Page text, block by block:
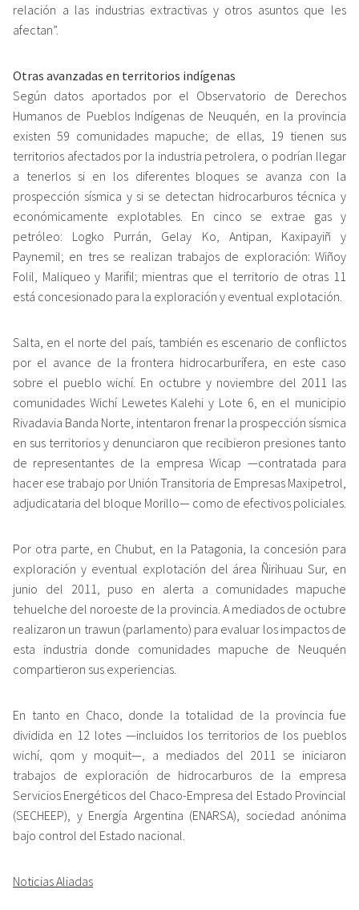
relación a las industrias extractivas y otros asuntos que les
afectan”.
Otras avanzadas en territorios indígenas
Según datos aportados por el Observatorio de Derechos
Humanos de Pueblos Indígenas de Neuquén, en la provincia
existen 59 comunidades mapuche; de ellas, 19 tienen sus
territorios afectados por la industria petrolera, o podrían llegar
a tenerlos si en los diferentes bloques se avanza con la
prospección sísmica y si se detectan hidrocarburos técnica y
económicamente explotables. En cinco se extrae gas y
petróleo: Logko Purrán, Gelay Ko, Antipan, Kaxipayiñ y
Paynemil; en tres se realizan trabajos de exploración: Wiñoy
Folil, Maliqueo y Marifil; mientras que el territorio de otras 11
está concesionado para la exploración y eventual explotación.
Salta, en el norte del país, también es escenario de conflictos
por el avance de la frontera hidrocarburífera, en este caso
sobre el pueblo wichí. En octubre y noviembre del 2011 las
comunidades Wichí Lewetes Kalehi y Lote 6, en el municipio
Rivadavia Banda Norte, intentaron frenar la prospección sísmica
en sus territorios y denunciaron que recibieron presiones tanto
de representantes de la empresa Wicap —contratada para
hacer ese trabajo por Unión Transitoria de Empresas Maxipetrol,
adjudicataria del bloque Morillo— como de efectivos policiales.
Por otra parte, en Chubut, en la Patagonia, la concesión para
exploración y eventual explotación del área Ñirihuau Sur, en
junio del 2011, puso en alerta a comunidades mapuche
tehuelche del noroeste de la provincia. A mediados de octubre
realizaron un trawun (parlamento) para evaluar los impactos de
esta industria donde comunidades mapuche de Neuquén
compartieron sus experiencias.
En tanto en Chaco, donde la totalidad de la provincia fue
dividida en 12 lotes —incluidos los territorios de los pueblos
wichí, qom y moquit—, a mediados del 2011 se iniciaron
trabajos de exploración de hidrocarburos de la empresa
Servicios Energéticos del Chaco-Empresa del Estado Provincial
(SECHEEP), y Energía Argentina (ENARSA), sociedad anónima
bajo control del Estado nacional.
Noticias Aliadas